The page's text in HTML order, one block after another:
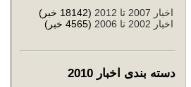
اخبار 2007 تا 2012
(18142 خبر)
اخبار 2002 تا 2006
(4565 خبر)
دسته بندی اخبار 2010